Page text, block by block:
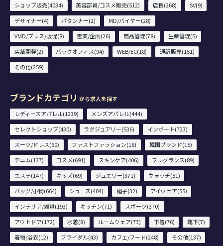
ショップ販売(4034)
美容部員/コスメ販売(512) 店長(268)
SV(9)
デザイナー(4)
パタンナー(2)
MD/バイヤー(28)
VMD/プレス/販促(8)
営業/企画(26) 商品管理(78)
生産管理(5)
店舗開発(2)
バックオフィス(94) WEB/EC(18)
通訳販売(151)
その他(259)
ブランドカテゴリ から求人を探す
レディースアパレル(1239)
メンズアパレル(444)
セレクトショップ(430)
ラグジュアリー(536)
インポート(723)
スーツ/ドレス(60)
ファストファッション(18)
韓国ブランド(15)
デニム(137)
コスメ(691) スキンケア(406)
フレグランス(89)
エステ(147)
キッズ(69) ジュエリー(371)
ウォッチ(81)
バッグ/小物(664)
シューズ(404) 帽子(32)
アイウェア(55)
インテリア/雑貨(193)
キッチン(71)
スポーツ(370)
アウトドア(172)
水着(8) ルームウェア(73) 下着(76)
靴下(7)
着物/浴衣(12)
ブライダル(43) カフェ/フード(248) その他(137)